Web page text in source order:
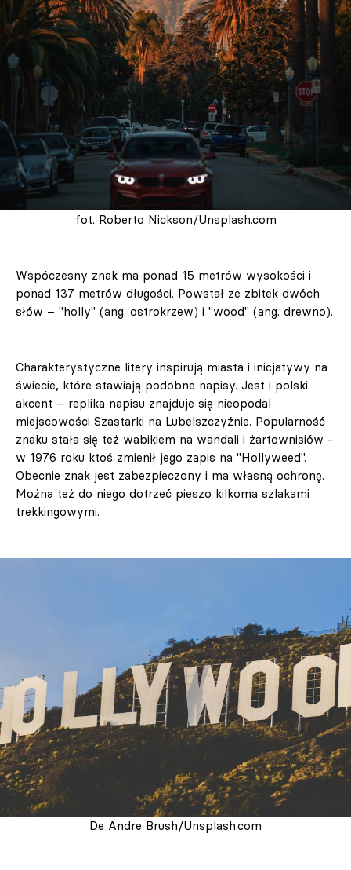
fot. Roberto Nickson/Unsplash.com
Wspóczesny znak ma ponad 15 metrów wysokości i
ponad 137 metrów długości. Powstał ze zbitek dwóch
słów – "holly" (ang. ostrokrzew) i "wood" (ang. drewno).
Charakterystyczne litery inspirują miasta i inicjatywy na
świecie, które stawiają podobne napisy. Jest i polski
akcent – replika napisu znajduje się nieopodal
miejscowości Szastarki na Lubelszczyźnie. Popularność
znaku stała się też wabikiem na wandali i żartownisiów -
w 1976 roku ktoś zmienił jego zapis na "Hollyweed".
Obecnie znak jest zabezpieczony i ma własną ochronę.
Można też do niego dotrzeć pieszo kilkoma szlakami
trekkingowymi.
De Andre Brush/Unsplash.com